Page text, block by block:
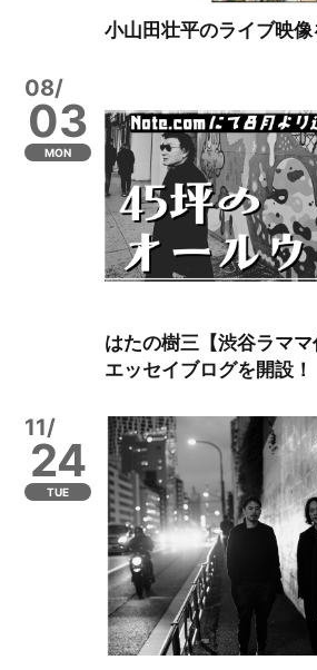
小山田壮平のライブ映像
08/
03
MON
はたの樹三【渋谷ラママ
エッセイブログを開設！
11/
24
TUE